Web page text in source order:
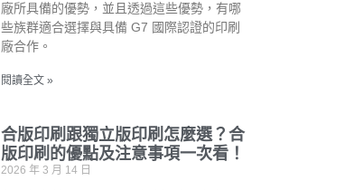
廠所具備的優勢，並且透過這些優勢，有哪
些族群適合選擇與具備 G7 國際認證的印刷
廠合作。
閱讀全文 »
合版印刷跟獨立版印刷怎麼選？合
版印刷的優點及注意事項一次看！
2026 年 3 月 14 日